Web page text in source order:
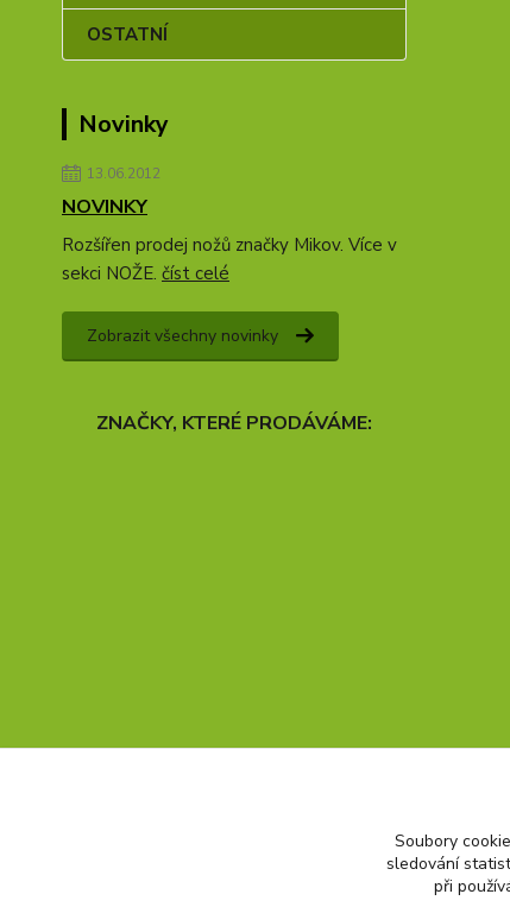
OSTATNÍ
Novinky
13.06.2012
NOVINKY
Rozšířen prodej nožů značky Mikov. Více v
sekci NOŽE. číst celé
Zobrazit všechny novinky
ZNAČKY, KTERÉ PRODÁVÁME:
Soubory
sledování
při